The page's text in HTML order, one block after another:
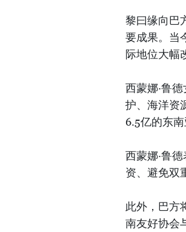
黎曰缘向巴
要成果。当
际地位大幅
西蒙娜·鲁
护、海洋资
6.5亿的东南
西蒙娜·鲁
资、避免双
此外，巴方
南友好协会